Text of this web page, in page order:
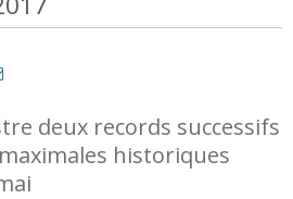
deux records successifs
historiques